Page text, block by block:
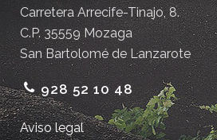
Carretera Arrecife-Tinajo, 8.
C.P. 35559 Mozaga
San Bartolomé de Lanzarote
928 52 10 48
Aviso legal